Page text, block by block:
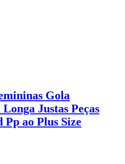
Gola
Justas Peças
ao Plus Size